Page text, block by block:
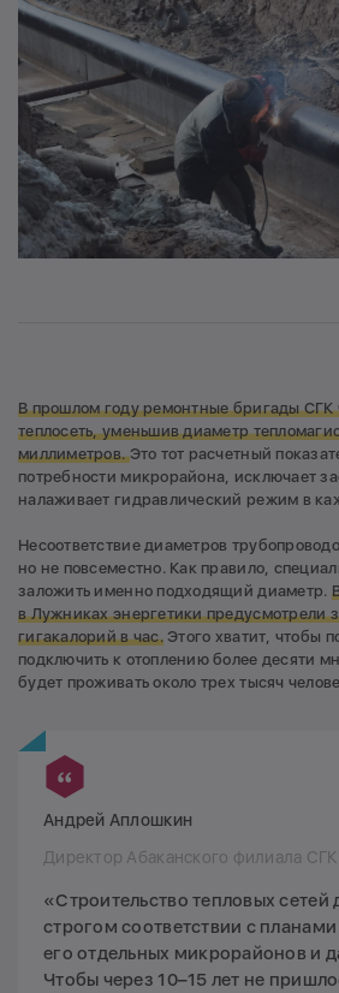
В прошлом году ремонтные бригады СГК
теплосеть, уменьшив диаметр
миллиметров.Это тот расчетный
потребности микрорайона, исключает
налаживает гидравлический режим в
Несоответствие диаметров
но не повсеместно. Как правило,
заложить именно подходящий диаметр.
в Лужникахэнергетики предусмотрели
гигакалорий в час.Этого хватит, чтобы
подключить к отоплению более десяти
будет проживать около трех тысяч
Андрей Аплошкин
Директор Абаканского филиала СГК
«Строительство тепловых сетей
строгом соответствии с
его отдельных микрорайонов и
Чтобы через 10–15 лет не